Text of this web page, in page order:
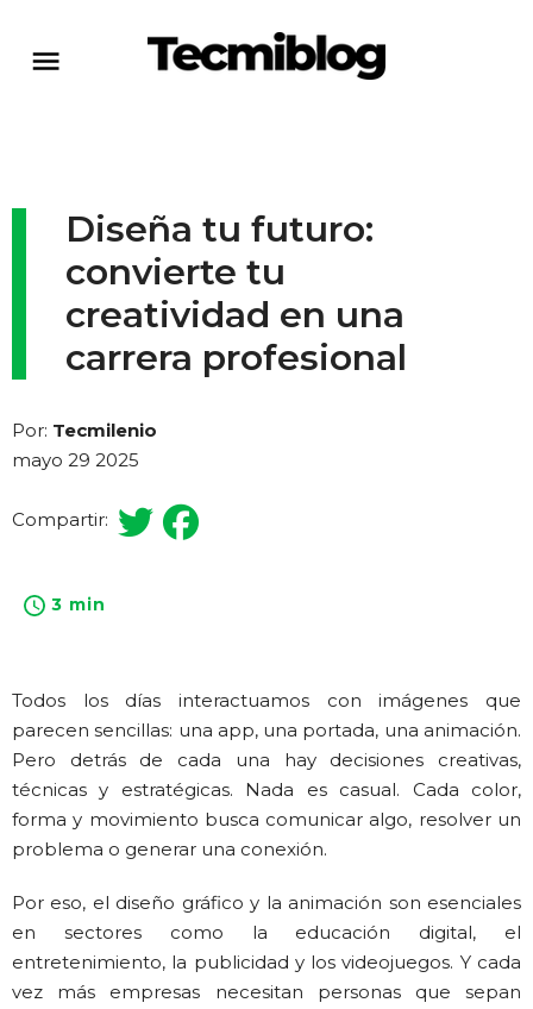
Diseña tu futuro:
convierte tu
creatividad en una
carrera profesional
Por: Tecmilenio
mayo 29 2025
Compartir:
3 min
Todos los días interactuamos con imágenes que
parecen sencillas: una app, una portada, una animación.
Pero detrás de cada una hay decisiones creativas,
técnicas y estratégicas. Nada es casual. Cada color,
forma y movimiento busca comunicar algo, resolver un
problema o generar una conexión.
Por eso, el diseño gráfico y la animación son esenciales
en sectores como la educación digital, el
entretenimiento, la publicidad y los videojuegos. Y cada
vez más empresas necesitan personas que sepan